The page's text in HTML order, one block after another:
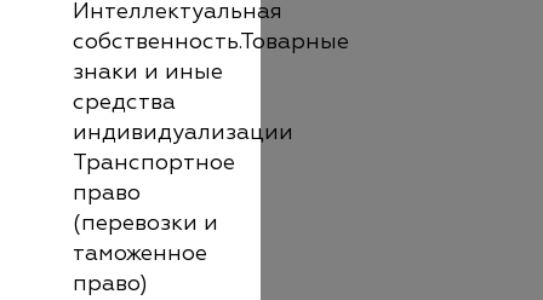
Интеллектуальная
собственность.Товарные
знаки и иные
средства
индивидуализации
Транспортное
право
(перевозки и
таможенное
право)